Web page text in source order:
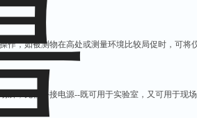
作，如被测物在高处或测量环境比较局促时，可
所，无需外接电源--既可用于实验室，又可用于现